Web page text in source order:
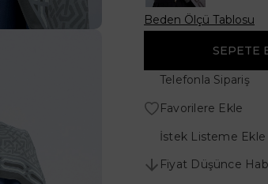
Beden Ölçü Tablosu
Telefonla Sipariş
Favorilere Ekle
İstek Listeme Ekle
Fiyat Düşünce